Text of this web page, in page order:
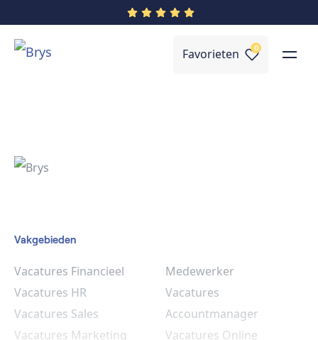
Favorieten 0
Vakgebieden
Vacatures Financieel
Vacatures HR
Vacatures Sales
Vacatures Marketing
Medewerker
Vacatures
Accountmanager
Vacatures Online